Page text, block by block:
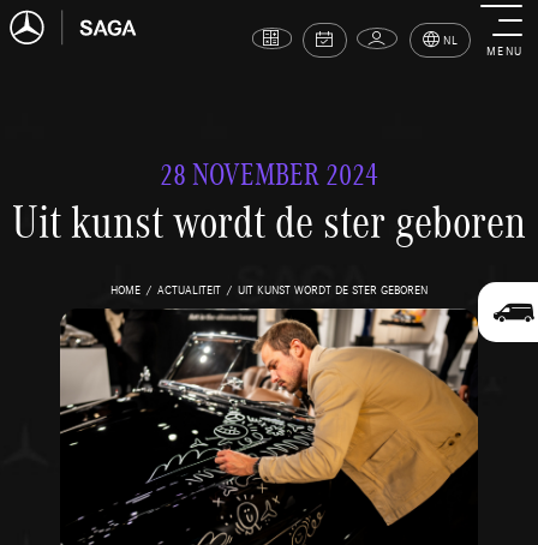
NL
MENU
28 NOVEMBER 2024
Uit kunst wordt de ster geboren
HOME ACTUALITEIT UIT KUNST WORDT DE STER GEBOREN